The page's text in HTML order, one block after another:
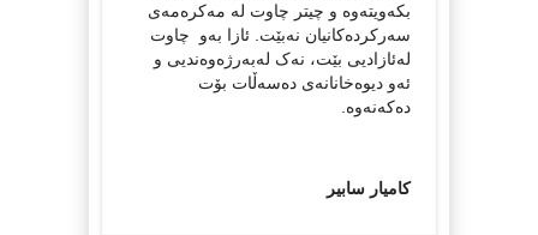
بکه‌ویته‌وه‌ و چیتر چاوت له‌ مه‌کره‌مه‌ی
سه‌رکرده‌کانیان نه‌بێت. ئازا به‌و ‌ چاوت
له‌ئازادیی بێت، نه‌ک له‌به‌رژه‌وه‌ندیی و
ئه‌و دیوه‌خانانه‌ی ده‌سه‌ڵات بۆت
ده‌که‌نه‌وه‌.
کامیار سابیر